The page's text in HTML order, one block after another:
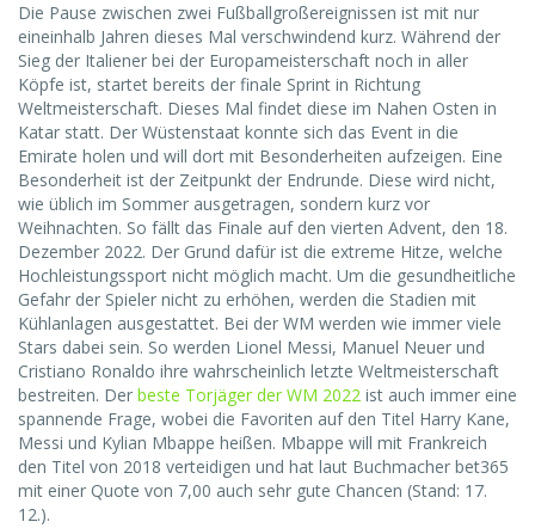
Die Pause zwischen zwei Fußballgroßereignissen ist mit nur
eineinhalb Jahren dieses Mal verschwindend kurz. Während der
Sieg der Italiener bei der Europameisterschaft noch in aller
Köpfe ist, startet bereits der finale Sprint in Richtung
Weltmeisterschaft. Dieses Mal findet diese im Nahen Osten in
Katar statt. Der Wüstenstaat konnte sich das Event in die
Emirate holen und will dort mit Besonderheiten aufzeigen. Eine
Besonderheit ist der Zeitpunkt der Endrunde. Diese wird nicht,
wie üblich im Sommer ausgetragen, sondern kurz vor
Weihnachten. So fällt das Finale auf den vierten Advent, den 18.
Dezember 2022. Der Grund dafür ist die extreme Hitze, welche
Hochleistungssport nicht möglich macht. Um die gesundheitliche
Gefahr der Spieler nicht zu erhöhen, werden die Stadien mit
Kühlanlagen ausgestattet. Bei der WM werden wie immer viele
Stars dabei sein. So werden Lionel Messi, Manuel Neuer und
Cristiano Ronaldo ihre wahrscheinlich letzte Weltmeisterschaft
bestreiten. Der beste Torjäger der WM 2022 ist auch immer eine
spannende Frage, wobei die Favoriten auf den Titel Harry Kane,
Messi und Kylian Mbappe heißen. Mbappe will mit Frankreich
den Titel von 2018 verteidigen und hat laut Buchmacher bet365
mit einer Quote von 7,00 auch sehr gute Chancen (Stand: 17.
12.).